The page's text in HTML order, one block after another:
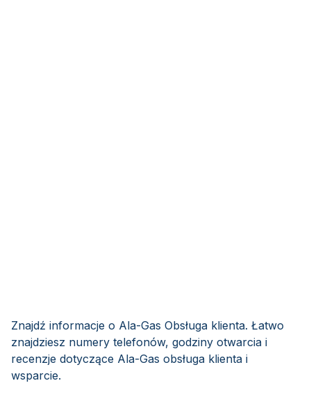
Znajdź informacje o Ala-Gas Obsługa klienta. Łatwo
znajdziesz numery telefonów, godziny otwarcia i
recenzje dotyczące Ala-Gas obsługa klienta i
wsparcie.